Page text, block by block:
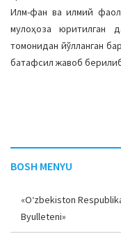
Илм-фан ва илмий
мулоҳоза юритилган
томонидан йўлланган
батафсил жавоб
BOSH MENYU
«O‘zbekiston
Byulleteni»